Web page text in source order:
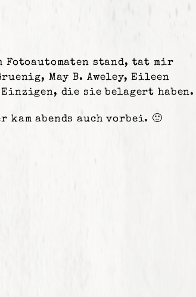
Fotoautomaten stand, tat mir
May B. Aweley, Eileen
die sie belagert haben.
abends auch vorbei. 🙂